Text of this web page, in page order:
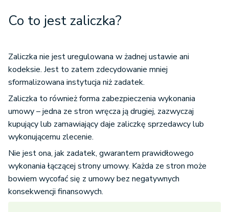
Co to jest zaliczka?
Zaliczka nie jest uregulowana w żadnej ustawie ani
kodeksie. Jest to zatem zdecydowanie mniej
sformalizowana instytucja niż zadatek.
Zaliczka to również forma zabezpieczenia wykonania
umowy – jedna ze stron wręcza ją drugiej, zazwyczaj
kupujący lub zamawiający daje zaliczkę sprzedawcy lub
wykonującemu zlecenie.
Nie jest ona, jak zadatek, gwarantem prawidłowego
wykonania łączącej strony umowy. Każda ze stron może
bowiem wycofać się z umowy bez negatywnych
konsekwencji finansowych.